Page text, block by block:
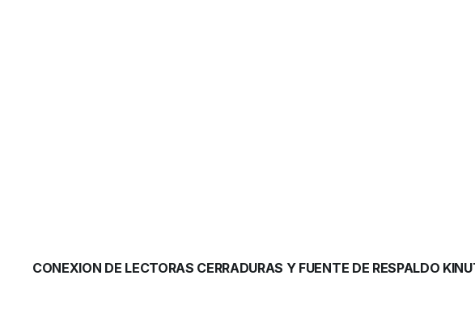
CONEXION DE LECTORAS CERRADURAS Y FUENTE DE RESPALDO